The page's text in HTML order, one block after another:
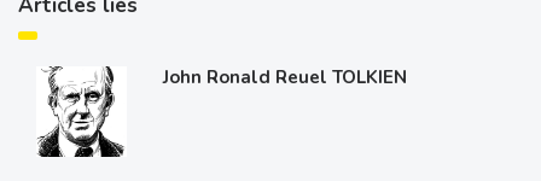
John Ronald Reuel TOLKIEN